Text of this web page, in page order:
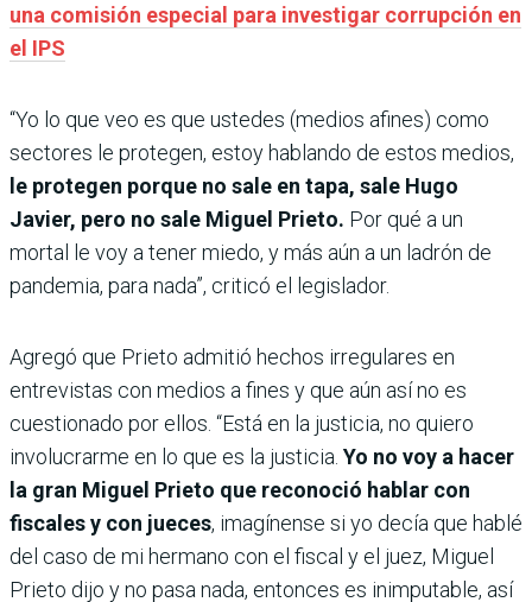
una comisión especial para investigar corrupción en
el IPS
“Yo lo que veo es que ustedes (medios afines) como
sectores le protegen, estoy hablando de estos medios,
le protegen porque no sale en tapa, sale Hugo
Javier, pero no sale Miguel Prieto. Por qué a un
mortal le voy a tener miedo, y más aún a un ladrón de
pandemia, para nada”, criticó el legislador.
Agregó que Prieto admitió hechos irregulares en
entrevistas con medios a fines y que aún así no es
cuestionado por ellos. “Está en la justicia, no quiero
involucrarme en lo que es la justicia. Yo no voy a hacer
la gran Miguel Prieto que reconoció hablar con
fiscales y con jueces, imagínense si yo decía que hablé
del caso de mi hermano con el fiscal y el juez, Miguel
Prieto dijo y no pasa nada, entonces es inimputable, así